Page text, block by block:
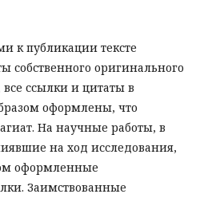
к публикации тексте
собственного оригинального
ссылки и цитаты в
оформлены, что
На научные работы, в
на ход исследования,
оформленные
Заимствованные